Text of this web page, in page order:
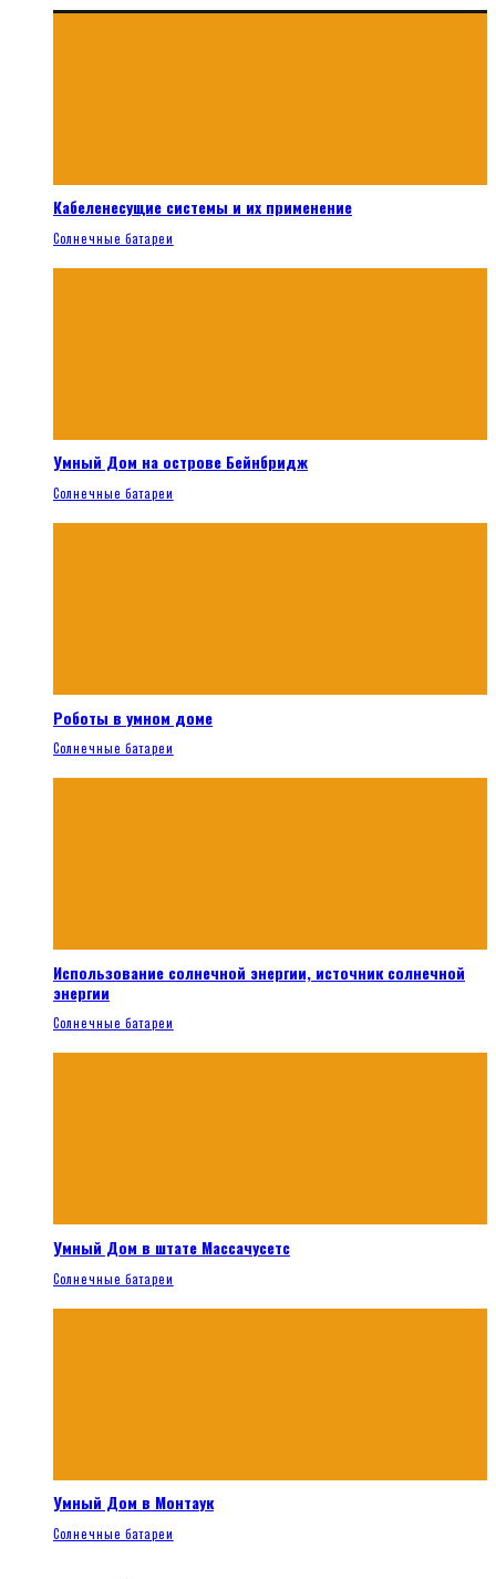
Кабеленесущие системы и их применение
Солнечные батареи
Умный Дом на острове Бейнбридж
Солнечные батареи
Роботы в умном доме
Солнечные батареи
Использование солнечной энергии, источник солнечной
энергии
Солнечные батареи
Умный Дом в штате Массачусетс
Солнечные батареи
Умный Дом в Монтаук
Солнечные батареи